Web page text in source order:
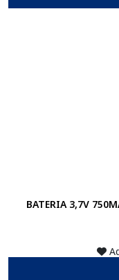
BATERIA 3,7V